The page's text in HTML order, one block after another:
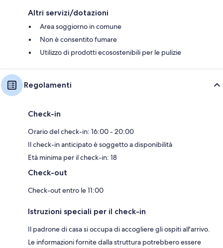
Altri servizi/dotazioni
Area soggiorno in comune
Non è consentito fumare
Utilizzo di prodotti ecosostenibili per le pulizie
Regolamenti
Check-in
Orario del check-in: 16:00 - 20:00
Il check-in anticipato è soggetto a disponibilità
Età minima per il check-in: 18
Check-out
Check-out entro le 11:00
Istruzioni speciali per il check-in
Il padrone di casa si occupa di accogliere gli ospiti all'arrivo.
Le informazioni fornite dalla struttura potrebbero essere